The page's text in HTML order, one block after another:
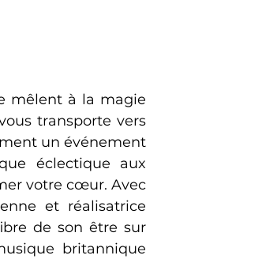
mêlent à la magie
transporte vers
un événement
éclectique aux
votre cœur. Avec
et réalisatrice
de son être sur
britannique